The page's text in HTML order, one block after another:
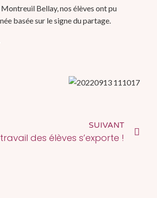
Bellay, nos élèves ont pu
basée sur le signe du partage.
SUIVANT
des élèves s’exporte !